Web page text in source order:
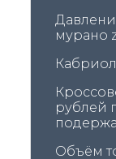
мурано
рублей
Объём